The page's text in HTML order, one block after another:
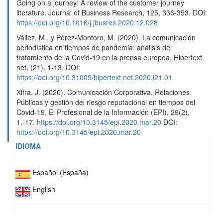
Going on a journey: A review of the customer journey
literature. Journal of Business Research, 125, 336-353. DOI:
https://doi.org/10.1016/j.jbusres.2020.12.028
Vállez, M., y Pérez-Montoro, M. (2020). La comunicación
periodística en tiempos de pandemia: análisis del
tratamiento de la Covid-19 en la prensa europea. Hipertext.
net, (21), 1-13. DOI:
https://doi.org/10.31009/hipertext.net.2020.i21.01
Xifra, J. (2020). Comunicación Corporativa, Relaciones
Públicas y gestión del riesgo reputacional en tiempos del
Covid-19, El Profesional de la Información (EPI), 29(2),
1.-17. https://doi.org/10.3145/epi.2020.mar.20 DOI:
https://doi.org/10.3145/epi.2020.mar.20
IDIOMA
Español (España)
English